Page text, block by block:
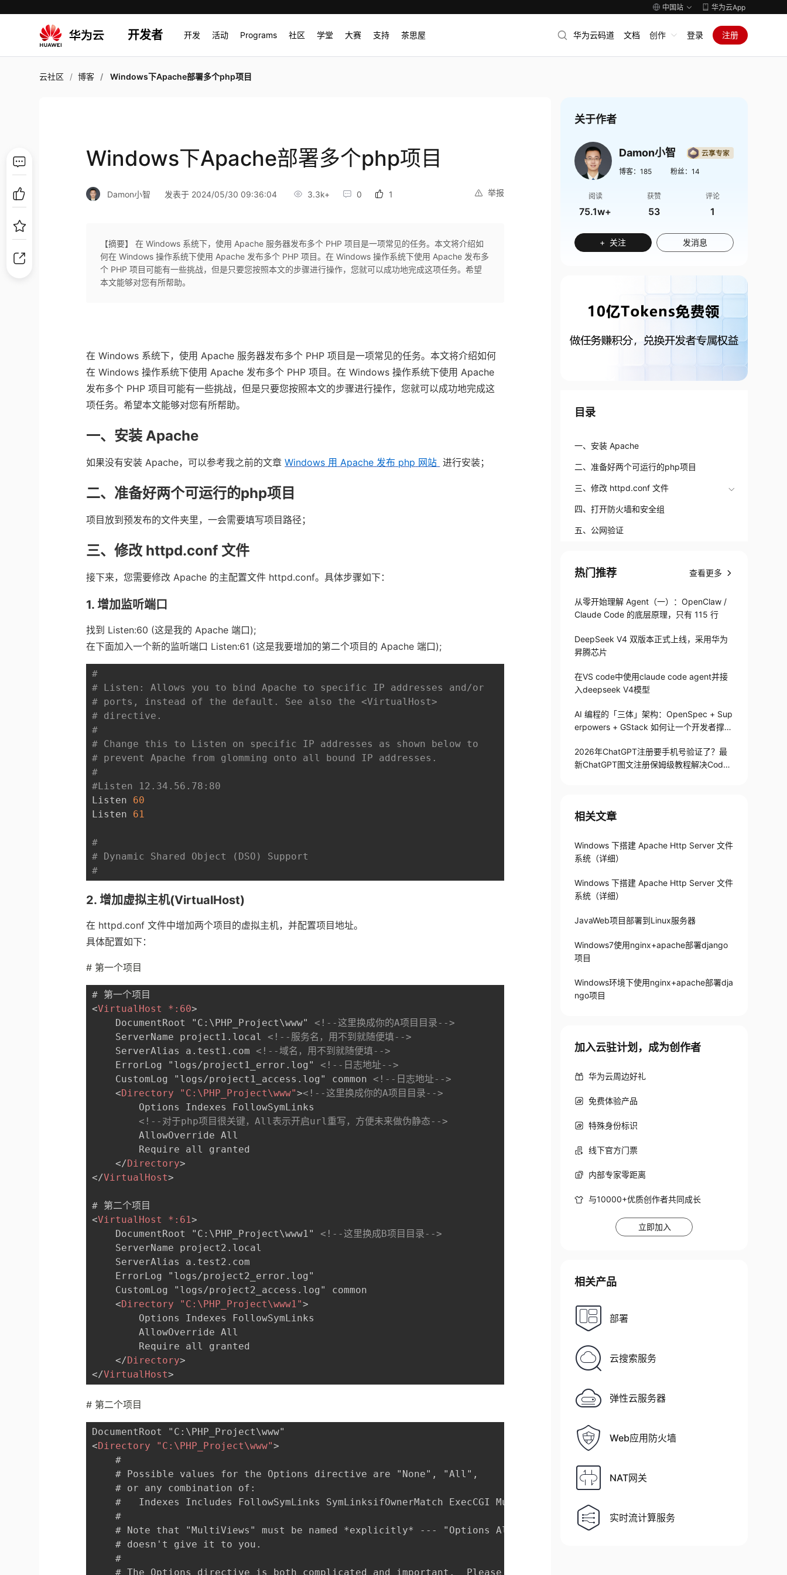
中国站 华为云App
开发者 开发 活动 Programs 社区 学堂 大赛 支持 茶思屋 华为云码道 文档 创作 登录 注册
云社区 博客 Windows下Apache部署多个php项目
Windows下Apache部署多个php项目
举报
Damon小智 发表于 2024/05/30 09:36:04 3.3k+ 0 1
【摘要】 在 Windows 系统下，使用 Apache 服务器发布多个 PHP 项目是一项常见的任务。本文将介绍如
何在 Windows 操作系统下使用 Apache 发布多个 PHP 项目。在 Windows 操作系统下使用 Apache 发布多
个 PHP 项目可能有一些挑战，但是只要您按照本文的步骤进行操作，您就可以成功地完成这项任务。希望
本文能够对您有所帮助。
在 Windows 系统下，使用 Apache 服务器发布多个 PHP项目是一项常见的任务。本文将介绍如何
在 Windows操作系统下使用 Apache发布多个 PHP项目。在 Windows操作系统下使用 Apache
发布多个 PHP项目可能有一些挑战，但是只要您按照本文的步骤进行操作，您就可以成功地完成这
项任务。希望本文能够对您有所帮助。
一、安装 Apache
如果没有安装 Apache，可以参考我之前的文章 Windows 用 Apache 发布 php 网站 进行安装；
二、准备好两个可运行的php项目
项目放到预发布的文件夹里，一会需要填写项目路径；
三、修改 httpd.conf 文件
接下来，您需要修改 Apache 的主配置文件 httpd.conf。具体步骤如下：
1. 增加监听端口
找到 Listen:60 (这是我的 Apache端口);
在下面加入一个新的监听端口 Listen:61 (这是我要增加的第二个项目的 Apache端口);
#
# Listen: Allows you to bind Apache to specific IP addresses and/or
# ports, instead of the default. See also the <VirtualHost>
# directive.
#
# Change this to Listen on specific IP addresses as shown below to
# prevent Apache from glomming onto all bound IP addresses.
#
#Listen 12.34.56.78:80
Listen 60
Listen 61
#
# Dynamic Shared Object (DSO) Support
#
2. 增加虚拟主机(VirtualHost)
在 httpd.conf 文件中增加两个项目的虚拟主机，并配置项目地址。
具体配置如下：
# 第一个项目
<VirtualHost *: 60>
    DocumentRoot "C:\PHP_Project\www"
<!--这里换成你的A项目目录-->
    ServerName project1.local
<!--服务名，用不到就随便填-->
    ServerAlias a.test1.com
<!--域名，用不到就随便填-->
    ErrorLog "logs/project1_error.log"
<!--日志地址-->
    CustomLog "logs/project1_access.log" common
<!--日志地址-->
<Directory "C: \PHP_Project\www"><!--这里换成你的A项目目录-->
        Options Indexes FollowSymLinks
<!--对于php项目很关键，All表示开启url重写，方便未来做伪静态-->
        AllowOverride All
        Require all granted
</Directory>
</VirtualHost>
<VirtualHost *: 61>
    DocumentRoot "C:\PHP_Project\www1"
<!--这里换成B项目目录-->
    ServerName project2.local
    ServerAlias a.test2.com
    ErrorLog "logs/project2_error.log"
    CustomLog "logs/project2_access.log" common
<Directory "C: \PHP_Project\www1">
        Options Indexes FollowSymLinks
        AllowOverride All
        Require all granted
</Directory>
</VirtualHost>
# 第二个项目
<Directory "C: \PHP_Project\www">
    #
    # Possible values for the Options directive are "None", "All",
    # or any combination of:
    #   Indexes Includes FollowSymLinks SymLinksifOwnerMatch ExecCGI MultiViews
    #
    # Note that "MultiViews" must be named *explicitly* --- "Options All"
    # doesn't give it to you.
    #
    # The Options directive is both complicated and important.  Please see
关于作者
Damon小智
博客： 185 粉丝： 14
阅读
75.1w+
获赞
53
评论
1
+ 关注 发消息
目录
一、安装 Apache
二、准备好两个可运行的php项目
三、修改 httpd.conf 文件
四、打开防火墙和安全组
五、公网验证
热门推荐 查看更多
从零开始理解 Agent（一）：OpenClaw /
Claude Code 的底层原理，只有 115 行
DeepSeek V4 双版本正式上线，采用华为
昇腾芯片
在VS code中使用claude code agent并接
入deepseek V4模型
AI 编程的「三体」架构：OpenSpec + Sup
erpowers + GStack 如何让一个开发者撑起
2026年ChatGPT注册要手机号验证了？最
新ChatGPT图文注册保姆级教程解决Codex
相关文章
Windows 下搭建 Apache Http Server 文件
系统（详细）
Windows 下搭建 Apache Http Server 文件
系统（详细）
JavaWeb项目部署到Linux服务器
Windows7使用nginx+apache部署django
项目
Windows环境下使用nginx+apache部署dja
ngo项目
加入云驻计划，成为创作者
华为云周边好礼
免费体验产品
特殊身份标识
线下官方门票
内部专家零距离
与10000+优质创作者共同成长
立即加入
相关产品
部署
云搜索服务
弹性云服务器
Web应用防火墙
NAT网关
实时流计算服务